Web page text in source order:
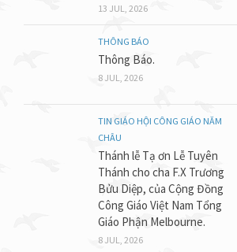
13 JUL, 2026
THÔNG BÁO
Thông Báo.
8 JUL, 2026
TIN GIÁO HỘI CÔNG GIÁO NĂM
CHÂU
Thánh lễ Tạ ơn Lễ Tuyên
Thánh cho cha F.X Trương
Bửu Diệp, của Cộng Đồng
Công Giáo Việt Nam Tổng
Giáo Phận Melbourne.
8 JUL, 2026